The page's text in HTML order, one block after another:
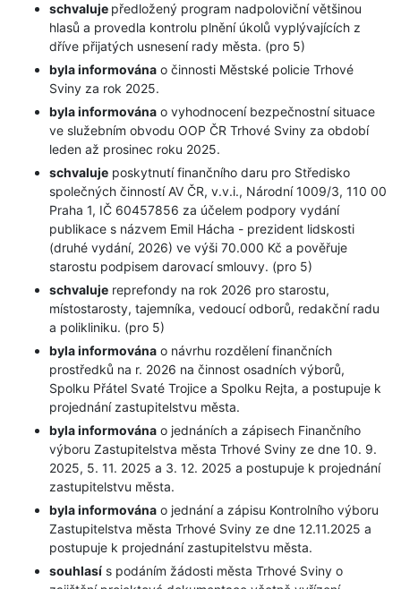
schvaluje předložený program nadpoloviční většinou
hlasů a provedla kontrolu plnění úkolů vyplývajících z
dříve přijatých usnesení rady města. (pro 5)
byla informována o činnosti Městské policie Trhové
Sviny za rok 2025.
byla informována o vyhodnocení bezpečnostní situace
ve služebním obvodu OOP ČR Trhové Sviny za období
leden až prosinec roku 2025.
schvaluje poskytnutí finančního daru pro Středisko
společných činností AV ČR, v.v.i., Národní 1009/3, 110 00
Praha 1, IČ 60457856 za účelem podpory vydání
publikace s názvem Emil Hácha - prezident lidskosti
(druhé vydání, 2026) ve výši 70.000 Kč a pověřuje
starostu podpisem darovací smlouvy. (pro 5)
schvaluje reprefondy na rok 2026 pro starostu,
místostarosty, tajemníka, vedoucí odborů, redakční radu
a polikliniku. (pro 5)
byla informována o návrhu rozdělení finančních
prostředků na r. 2026 na činnost osadních výborů,
Spolku Přátel Svaté Trojice a Spolku Rejta, a postupuje k
projednání zastupitelstvu města.
byla informována o jednáních a zápisech Finančního
výboru Zastupitelstva města Trhové Sviny ze dne 10. 9.
2025, 5. 11. 2025 a 3. 12. 2025 a postupuje k projednání
zastupitelstvu města.
byla informována o jednání a zápisu Kontrolního výboru
Zastupitelstva města Trhové Sviny ze dne 12.11.2025 a
postupuje k projednání zastupitelstvu města.
souhlasí s podáním žádosti města Trhové Sviny o